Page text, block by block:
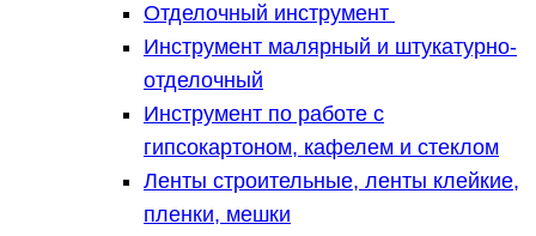
Отделочный инструмент
Инструмент малярный и штукатурно-
отделочный
Инструмент по работе с
гипсокартоном, кафелем и стеклом
Ленты строительные, ленты клейкие,
пленки, мешки